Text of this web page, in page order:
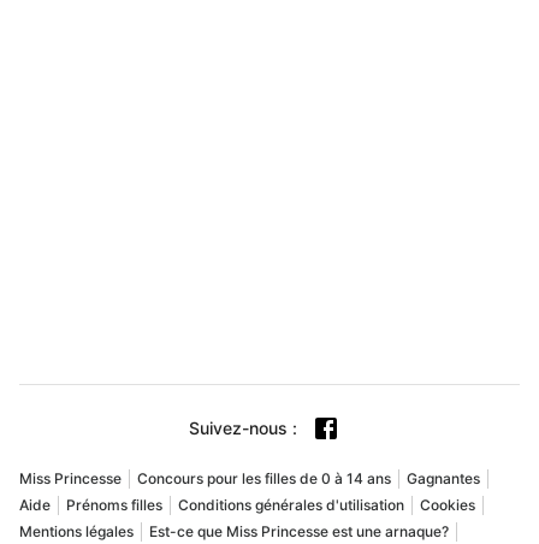
Suivez-nous :
Miss Princesse Concours pour les filles de 0 à 14 ans
Gagnantes
Aide
Prénoms filles Conditions générales d'utilisation
Cookies
Mentions légales
Est-ce que Miss Princesse est une arnaque?